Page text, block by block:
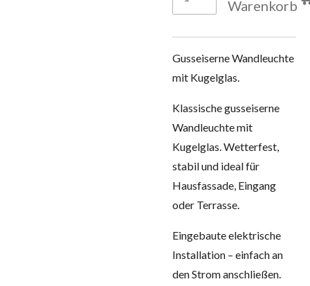
Warenkorb
Gusseiserne Wandleuchte
mit Kugelglas.
Klassische gusseiserne
Wandleuchte mit
Kugelglas. Wetterfest,
stabil und ideal für
Hausfassade, Eingang
oder Terrasse.
Eingebaute elektrische
Installation – einfach an
den Strom anschließen.